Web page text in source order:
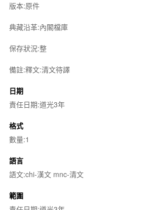
版本:原件
典藏沿革:內閣檔庫
保存狀況:整
備註:釋文:清文待譯
日期
責任日期:道光3年
格式
數量:1
語言
語文:chi-漢文 mnc-清文
範圍